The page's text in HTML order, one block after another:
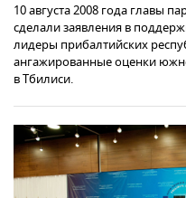
10 августа 2008 года главы
сделали заявления в
лидеры прибалтийских
ангажированные оценки
в Тбилиси.